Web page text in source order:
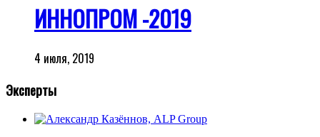
ИННОПРОМ -2019
4 июля, 2019
Эксперты